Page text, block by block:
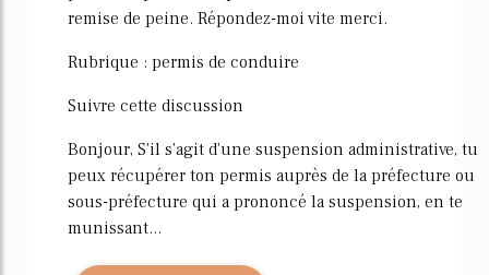
remise de peine. Répondez-moi vite merci.
Rubrique : permis de conduire
Suivre cette discussion
Bonjour, S'il s'agit d'une suspension administrative, tu
peux récupérer ton permis auprès de la préfecture ou
sous-préfecture qui a prononcé la suspension, en te
munissant...